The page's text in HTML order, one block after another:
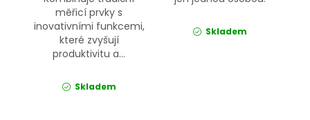
měřicí prvky s
inovativními funkcemi,
které zvyšují
produktivitu a...
Skladem
Skladem